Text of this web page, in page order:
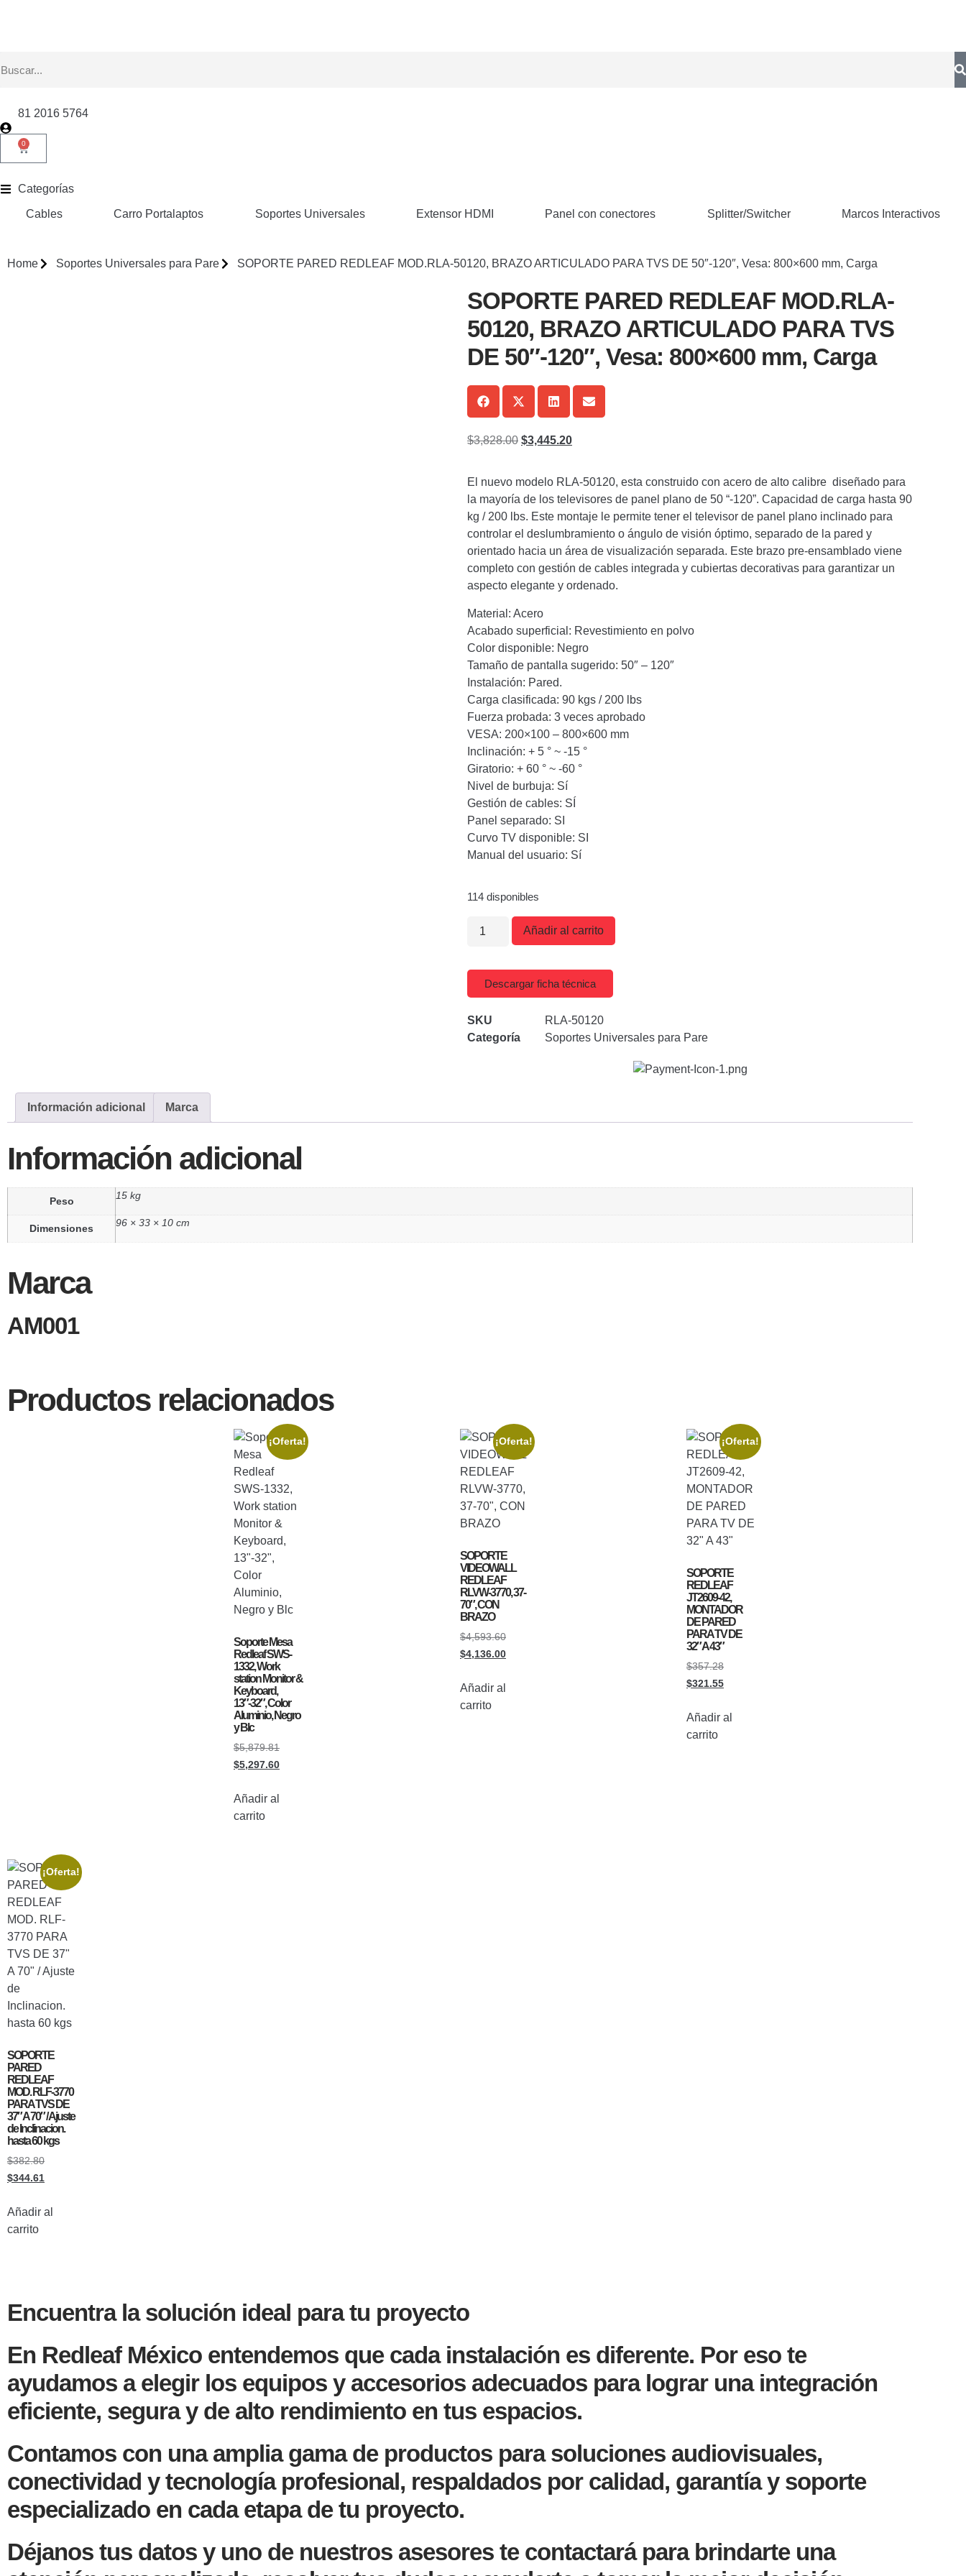
81 2016 5764
0
Categorías
Cables Carro Portalaptos Soportes Universales Extensor HDMI Panel con conectores Splitter/Switcher Marcos Interactivos
Home Soportes Universales para Pare SOPORTE PARED REDLEAF MOD.RLA-50120, BRAZO ARTICULADO PARA TVS DE 50″-120″, Vesa: 800×600 mm, Carga
SOPORTE PARED REDLEAF MOD.RLA-
50120, BRAZO ARTICULADO PARA TVS
DE 50″-120″, Vesa: 800×600 mm, Carga
$3,828.00 $3,445.20
El nuevo modelo RLA-50120, esta construido con acero de alto calibre diseñado para
la mayoría de los televisores de panel plano de 50 “-120”. Capacidad de carga hasta 90
kg / 200 lbs. Este montaje le permite tener el televisor de panel plano inclinado para
controlar el deslumbramiento o ángulo de visión óptimo, separado de la pared y
orientado hacia un área de visualización separada. Este brazo pre-ensamblado viene
completo con gestión de cables integrada y cubiertas decorativas para garantizar un
aspecto elegante y ordenado.
Material: Acero
Acabado superficial: Revestimiento en polvo
Color disponible: Negro
Tamaño de pantalla sugerido: 50″ – 120″
Instalación: Pared.
Carga clasificada: 90 kgs / 200 lbs
Fuerza probada: 3 veces aprobado
VESA: 200×100 – 800×600 mm
Inclinación: + 5 ° ~ -15 °
Giratorio: + 60 ° ~ -60 °
Nivel de burbuja: Sí
Gestión de cables: SÍ
Panel separado: SI
Curvo TV disponible: SI
Manual del usuario: Sí
114 disponibles
Añadir al carrito
Descargar ficha técnica
SKU
RLA-50120
Categoría
Soportes Universales para Pare
Información adicional Marca
Información adicional
Peso 15 kg
Dimensiones 96 × 33 × 10 cm
Marca
AM001
Productos relacionados
¡Oferta!
Soporte Mesa
Redleaf SWS-
1332, Work
station Monitor &
Keyboard,
13″-32″, Color
Aluminio, Negro
y Blc
$5,879.81
$5,297.60
Añadir al
carrito
¡Oferta!
SOPORTE
VIDEOWALL
REDLEAF
RLVW-3770, 37-
70″, CON
BRAZO
$4,593.60
$4,136.00
Añadir al
carrito
¡Oferta!
SOPORTE
REDLEAF
JT2609-42,
MONTADOR
DE PARED
PARA TV DE
32″ A 43″
$357.28
$321.55
Añadir al
carrito
¡Oferta!
SOPORTE
PARED
REDLEAF
MOD. RLF-3770
PARA TVS DE
37″ A 70″ / Ajuste
de Inclinacion.
hasta 60 kgs
$382.80
$344.61
Añadir al
carrito
Encuentra la solución ideal para tu proyecto
En Redleaf México entendemos que cada instalación es diferente. Por eso te
ayudamos a elegir los equipos y accesorios adecuados para lograr una integración
eficiente, segura y de alto rendimiento en tus espacios.
Contamos con una amplia gama de productos para soluciones audiovisuales,
conectividad y tecnología profesional, respaldados por calidad, garantía y soporte
especializado en cada etapa de tu proyecto.
Déjanos tus datos y uno de nuestros asesores te contactará para brindarte una